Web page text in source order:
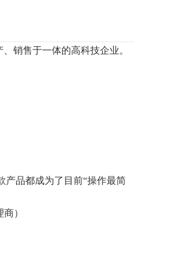
销售于一体的高科技企业。
产品都成为了目前“操作最简
）